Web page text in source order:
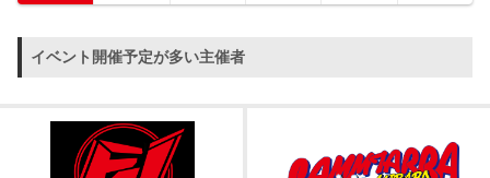
イベント開催予定が多い主催者